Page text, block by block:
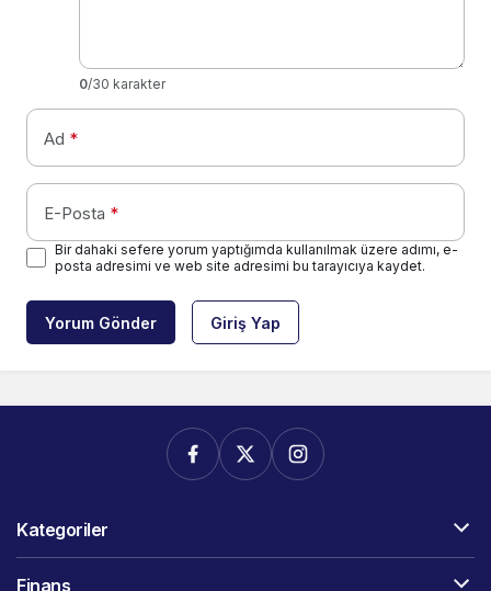
0/30 karakter
Ad *
E-Posta *
Bir dahaki sefere yorum yaptığımda kullanılmak üzere adımı, e-
posta adresimi ve web site adresimi bu tarayıcıya kaydet.
Yorum Gönder Giriş Yap
Kategoriler
Finans